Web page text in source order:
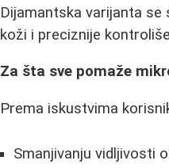
Dijamantska varijanta
koži i preciznije
Za šta sve pomaže
Prema iskustvima
Smanjivanju vidljivosti